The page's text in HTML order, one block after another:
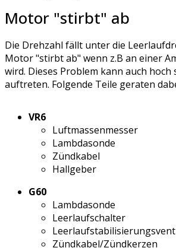
Motor "stirbt" ab
Die Drehzahl fällt unter die
Motor "stirbt ab" wenn z.B an einer
wird. Dieses Problem kann auch hoch
auftreten. Folgende Teile geraten
VR6
Luftmassenmesser
Lambdasonde
Zündkabel
Hallgeber
G60
Lambdasonde
Leerlaufschalter
Zündkabel/Zündkerzen